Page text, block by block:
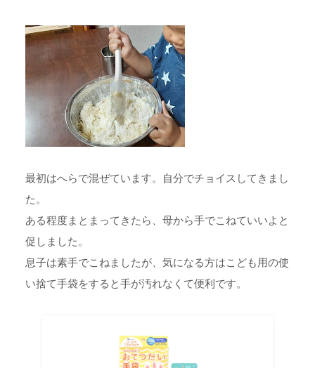
最初はへらで混ぜています。自分でチョイスしてきまし
た。
ある程度まとまってきたら、母から手でこねていいよと
促しました。
息子は素手でこねましたが、気になる方はこども用の使
い捨て手袋をすると手が汚れなくて便利です。